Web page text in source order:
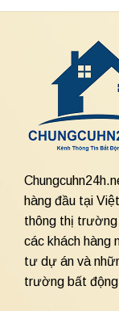
hàng đầu tại
thông thị trường
các khách hàng
tư dự án và
trường bất động